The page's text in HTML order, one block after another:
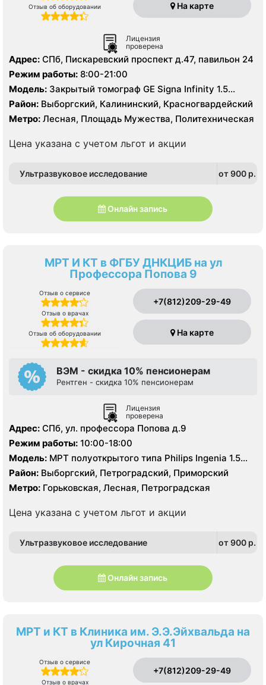
Отзыв об оборудовании На карте
Лицензия
проверена
Адрес: СПб, Пискаревский проспект д.47, павильон 24
Режим работы: 8:00-21:00
Модель: Закрытый томограф GE Signa Infinity 1.5
Тесла, КТ Toshiba Aguilion 64 среза, УЗИ
Район: Выборгский, Калининский, Красногвардейский
Метро: Лесная, Площадь Мужества, Политехническая
Цена указана с учетом льгот и акции
Ультразвуковое исследование от 900 p.
Онлайн запись
МРТ И КТ в ФГБУ ДНКЦИБ на ул
Профессора Попова 9
Отзыв о сервисе
Отзыв о врачах
Отзыв об оборудовании
+7(812)209-29-49
На карте
ВЭМ - скидка 10% пенсионерам
Рентген - скидка 10% пенсионерам
Лицензия
проверена
Адрес: СПб, ул. профессора Попова д.9
Режим работы: 10:00-18:00
Модель: МРТ полуоткрытого типа Philips Ingenia 1.5
Тесла, КТ Philips Ingenuity 128 срезов
Район: Выборгский, Петроградский, Приморский
Метро: Горьковская, Лесная, Петроградская
Цена указана с учетом льгот и акции
Ультразвуковое исследование от 900 p.
Онлайн запись
МРТ и КТ в Клиника им. Э.Э.Эйхвальда на
ул Кирочная 41
Отзыв о сервисе
Отзыв о врачах
+7(812)209-29-49